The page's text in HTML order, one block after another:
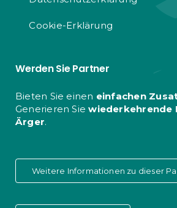
Cookie-Erklärung
Werden Sie Partner
Bieten Sie einen einfachen
Generieren Siewiederkehrende
Ärger.
Weitere Informationen zu dieser